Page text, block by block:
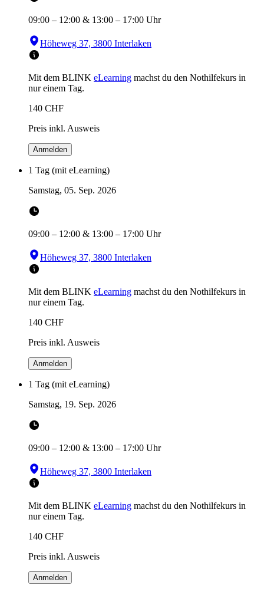
09:00 – 12:00 & 13:00 – 17:00 Uhr
Höheweg 37, 3800 Interlaken
Mit dem BLINK eLearning machst du den Nothilfekurs in
nur einem Tag.
140 CHF
Preis inkl. Ausweis
Anmelden
1 Tag (mit eLearning)
Samstag, 05. Sep. 2026
09:00 – 12:00 & 13:00 – 17:00 Uhr
Höheweg 37, 3800 Interlaken
Mit dem BLINK eLearning machst du den Nothilfekurs in
nur einem Tag.
140 CHF
Preis inkl. Ausweis
Anmelden
1 Tag (mit eLearning)
Samstag, 19. Sep. 2026
09:00 – 12:00 & 13:00 – 17:00 Uhr
Höheweg 37, 3800 Interlaken
Mit dem BLINK eLearning machst du den Nothilfekurs in
nur einem Tag.
140 CHF
Preis inkl. Ausweis
Anmelden